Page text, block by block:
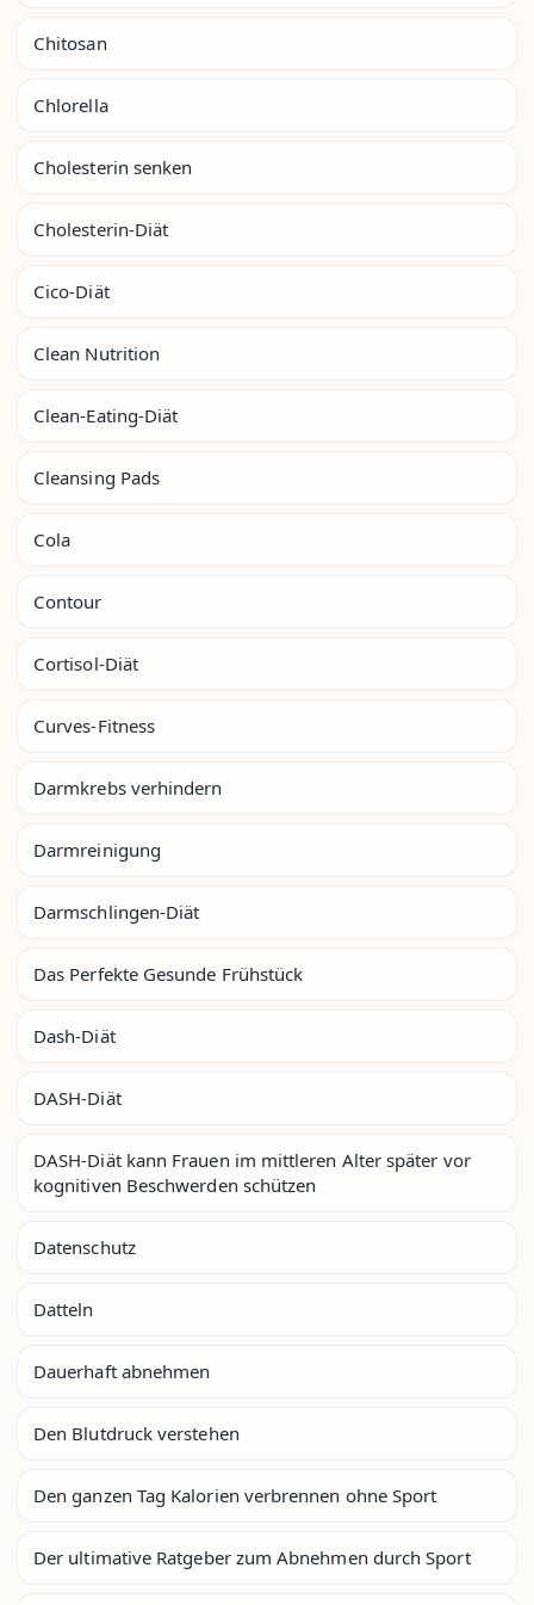
Chitosan
Chlorella
Cholesterin senken
Cholesterin-Diät
Cico-Diät
Clean Nutrition
Clean-Eating-Diät
Cleansing Pads
Cola
Contour
Cortisol-Diät
Curves-Fitness
Darmkrebs verhindern
Darmreinigung
Darmschlingen-Diät
Das Perfekte Gesunde Frühstück
Dash-Diät
DASH-Diät
DASH-Diät kann Frauen im mittleren Alter später vor
kognitiven Beschwerden schützen
Datenschutz
Datteln
Dauerhaft abnehmen
Den Blutdruck verstehen
Den ganzen Tag Kalorien verbrennen ohne Sport
Der ultimative Ratgeber zum Abnehmen durch Sport